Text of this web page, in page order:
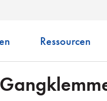
Podcast
Ressourcen